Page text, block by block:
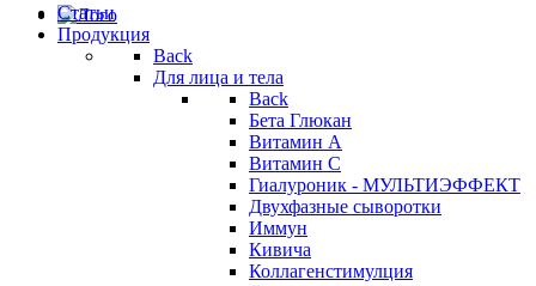
Статьи
Продукция
Back
Для лица и тела
Back
Бета Глюкан
Витамин А
Витамин С
Гиалуроник - МУЛЬТИЭФФЕКТ
Двухфазные сыворотки
Иммун
Кивича
Коллагенстимулция